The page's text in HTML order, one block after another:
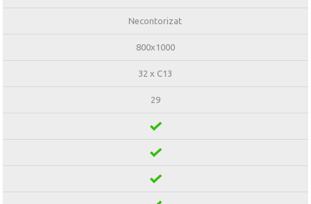
Necontorizat
800x1000
32 x C13
29